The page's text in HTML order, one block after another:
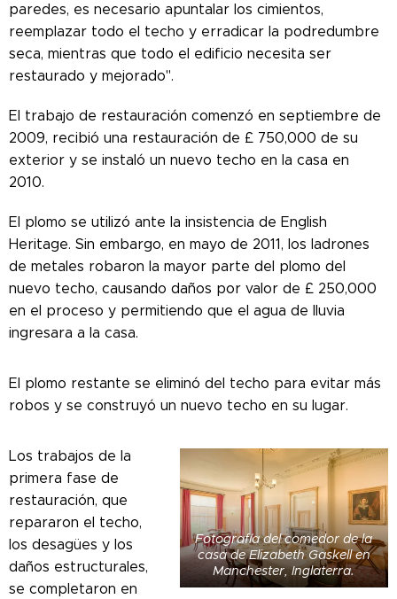
paredes, es necesario apuntalar los cimientos,
reemplazar todo el techo y erradicar la podredumbre
seca, mientras que todo el edificio necesita ser
restaurado y mejorado".
El trabajo de restauración comenzó en septiembre de
2009, recibió una restauración de £ 750,000 de su
exterior y se instaló un nuevo techo en la casa en
2010.
El plomo se utilizó ante la insistencia de English
Heritage. Sin embargo, en mayo de 2011, los ladrones
de metales robaron la mayor parte del plomo del
nuevo techo, causando daños por valor de £ 250,000
en el proceso y permitiendo que el agua de lluvia
ingresara a la casa.
El plomo restante se eliminó del techo para evitar más
robos y se construyó un nuevo techo en su lugar.
Fotografía del comedor de la
casa de Elizabeth Gaskell en
Manchester, Inglaterra.
Los trabajos de la
primera fase de
restauración, que
repararon el techo,
los desagües y los
daños estructurales,
se completaron en